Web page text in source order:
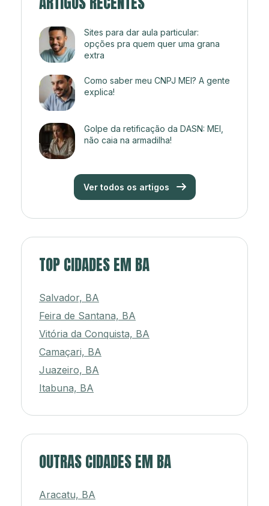
Sites para dar aula particular:
opções pra quem quer uma grana
extra
Como saber meu CNPJ MEI? A gente
explica!
Golpe da retificação da DASN: MEI,
não caia na armadilha!
Ver todos os artigos
TOP CIDADES EM BA
Salvador, BA
Feira de Santana, BA
Vitória da Conquista, BA
Camaçari, BA
Juazeiro, BA
Itabuna, BA
OUTRAS CIDADES EM BA
Aracatu, BA